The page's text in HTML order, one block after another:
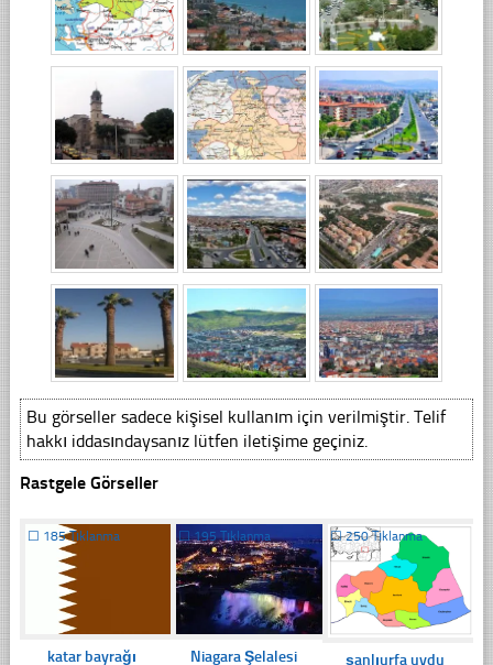
Bu görseller sadece kişisel kullanım için verilmiştir. Telif
hakkı iddasındaysanız lütfen iletişime geçiniz.
Rastgele Görseller
☐ 185 Tıklanma
katar bayrağı
☐195 Tıklanma
Niagara Şelalesi
☐250 Tıklanma
şanlıurfa uydu